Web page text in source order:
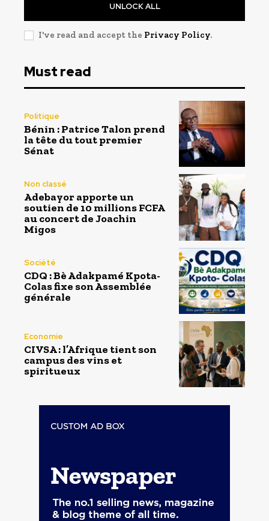
UNLOCK ALL
I've read and accept the Privacy Policy.
Must read
Politique
Bénin : Patrice Talon prend
la tête du tout premier
Sénat
Non classé
Adebayor apporte un
soutien de 10 millions FCFA
au concert de Joachin
Migos
Société
CDQ : Bè Adakpamé Kpota-
Colas fixe son Assemblée
générale
Economie
CIVSA : l’Afrique tient son
campus des vins et
spiritueux